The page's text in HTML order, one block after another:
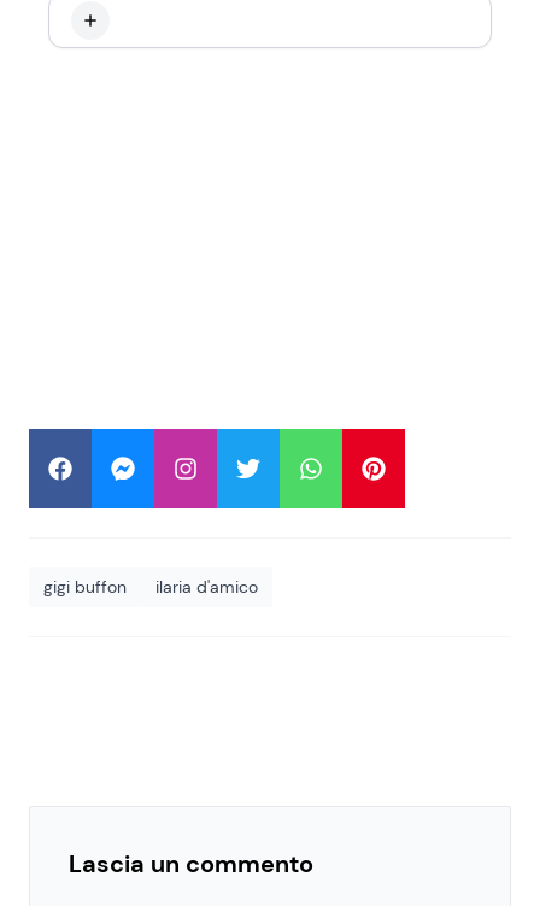
gigi buffon ilaria d'amico
Lascia un commento